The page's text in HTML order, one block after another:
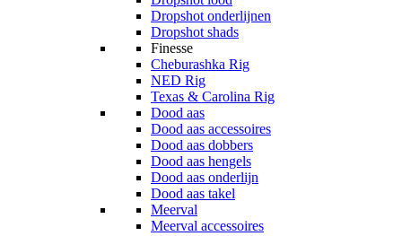
Dropshot onderlijnen
Dropshot shads
Finesse
Cheburashka Rig
NED Rig
Texas & Carolina Rig
Dood aas
Dood aas accessoires
Dood aas dobbers
Dood aas hengels
Dood aas onderlijn
Dood aas takel
Meerval
Meerval accessoires